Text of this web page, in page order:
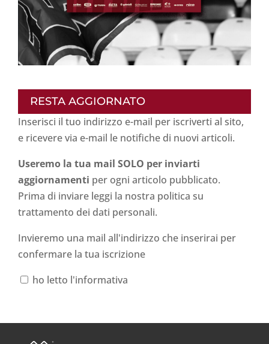
RESTA AGGIORNATO
Inserisci il tuo indirizzo e-mail per iscriverti al sito,
e ricevere via e-mail le notifiche di nuovi articoli.
Useremo la tua mail SOLO per inviarti
aggiornamenti per ogni articolo pubblicato.
Prima di inviare leggi la nostra politica su
trattamento dei dati personali.
Invieremo una mail all'indirizzo che inserirai per
confermare la tua iscrizione
ho letto l'informativa